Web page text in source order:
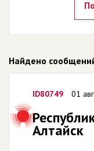
Найдено
ID80749 01
Алтайск